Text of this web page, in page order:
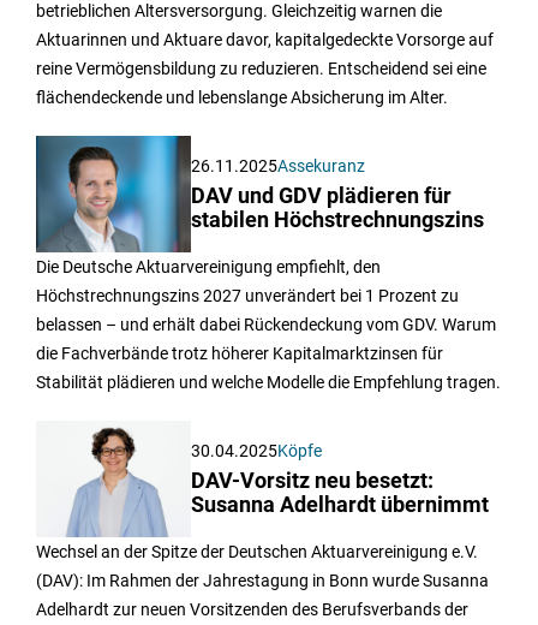
betrieblichen Altersversorgung. Gleichzeitig warnen die
Aktuarinnen und Aktuare davor, kapitalgedeckte Vorsorge auf
reine Vermögensbildung zu reduzieren. Entscheidend sei eine
flächendeckende und lebenslange Absicherung im Alter.
26.11.2025Assekuranz
DAV und GDV plädieren für
stabilen Höchstrechnungszins
Die Deutsche Aktuarvereinigung empfiehlt, den
Höchstrechnungszins 2027 unverändert bei 1 Prozent zu
belassen – und erhält dabei Rückendeckung vom GDV. Warum
die Fachverbände trotz höherer Kapitalmarktzinsen für
Stabilität plädieren und welche Modelle die Empfehlung tragen.
30.04.2025Köpfe
DAV-Vorsitz neu besetzt:
Susanna Adelhardt übernimmt
Wechsel an der Spitze der Deutschen Aktuarvereinigung e.V.
(DAV): Im Rahmen der Jahrestagung in Bonn wurde Susanna
Adelhardt zur neuen Vorsitzenden des Berufsverbands der